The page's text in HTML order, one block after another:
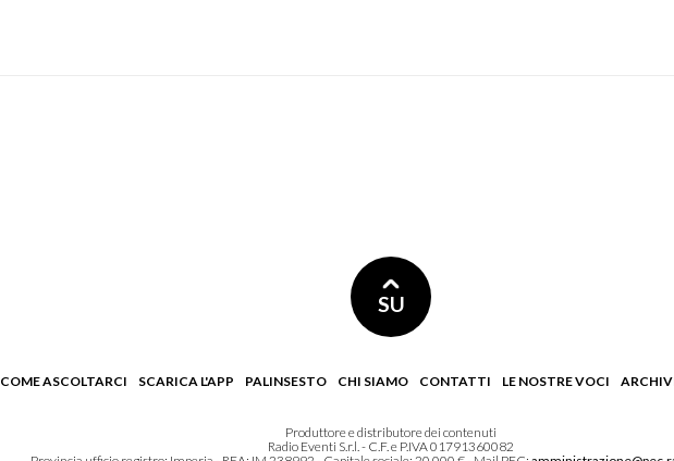
SU
COME ASCOLTARCI SCARICA L'APP PALINSESTO CHI SIAMO CONTATTI LE NOSTRE VOCI
Produttore e distributore dei contenuti
Radio Eventi S.r.l. - C.F. e P.IVA 01791360082